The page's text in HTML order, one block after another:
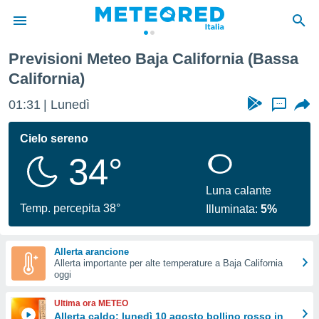
di
per
di
le
Previsioni Meteo Baja California (Bassa
California)
01:31 Lunedì ...
Cielo sereno
34°
Temp. percepita 38°
Luna calante
Illuminata:5%
Allerta arancione
Allerta importante per alte temperature a Baja California
oggi
Ultima ora METEO
Allerta caldo: lunedì 10 agosto bollino rosso in